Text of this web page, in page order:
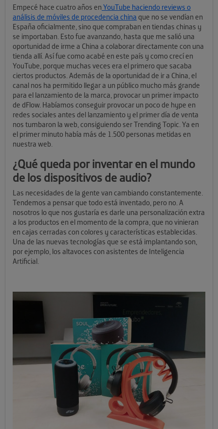
Empecé hace cuatro años en YouTube haciendo reviews o
análisis de móviles de procedencia china que no se vendían en
España oficialmente, sino que compraban en tiendas chinas y
se importaban. Esto fue avanzando, hasta que me salió una
oportunidad de irme a China a colaborar directamente con una
tienda allí. Así fue como acabé en este país y como crecí en
YouTube, porque muchas veces era el primero que sacaba
ciertos productos. Además de la oportunidad de ir a China, el
canal nos ha permitido llegar a un público mucho más grande
para el lanzamiento de la marca, provocar un primer impacto
de dFlow. Habíamos conseguir provocar un poco de hype en
redes sociales antes del lanzamiento y el primer día de venta
nos tumbaron la web, consiguiendo ser Trending Topic. Ya en
el primer minuto había más de 1.500 personas metidas en
nuestra web.
¿Qué queda por inventar en el mundo
de los dispositivos de audio?
Las necesidades de la gente van cambiando constantemente.
Tendemos a pensar que todo está inventado, pero no. A
nosotros lo que nos gustaría es darle una personalización extra
a los productos en el momento de la compra, que no vinieran
en cajas cerradas con colores y características establecidas.
Una de las nuevas tecnologías que se está implantando son,
por ejemplo, los altavoces con asistentes de Inteligencia
Artificial.